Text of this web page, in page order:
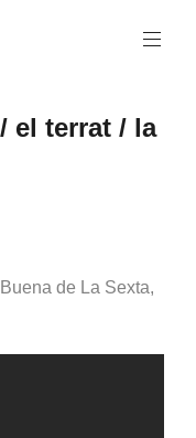
el terrat / la
de La Sexta,